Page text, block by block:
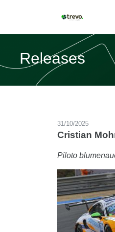
Releases
31/10/2025
Cristian
Piloto